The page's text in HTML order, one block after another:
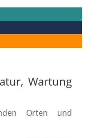
Wartung
Orten und